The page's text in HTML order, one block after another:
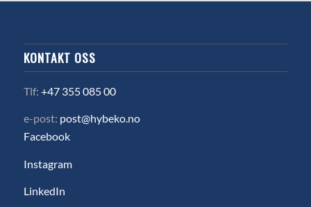
KONTAKT OSS
Tlf: +47 355 085 00
e-post: post@hybeko.no
Facebook
Instagram
LinkedIn